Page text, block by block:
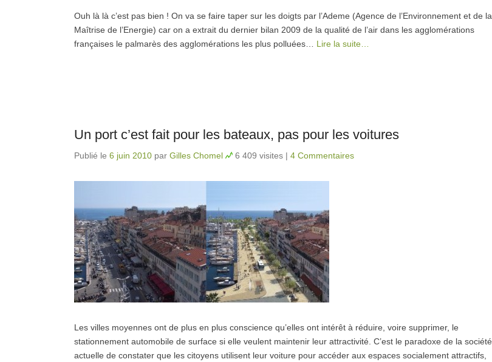
Ouh là là c’est pas bien ! On va se faire taper sur les doigts par l’Ademe (Agence de l’Environnement et de la
Maîtrise de l’Energie) car on a extrait du dernier bilan 2009 de la qualité de l’air dans les agglomérations
françaises le palmarès des agglomérations les plus polluées… Lire la suite…
Un port c’est fait pour les bateaux, pas pour les voitures
Publié le 6 juin 2010 par Gilles Chomel 6 409 visites | 4 Commentaires
Les villes moyennes ont de plus en plus conscience qu’elles ont intérêt à réduire, voire supprimer, le
stationnement automobile de surface si elle veulent maintenir leur attractivité. C’est le paradoxe de la société
actuelle de constater que les citoyens utilisent leur voiture pour accéder aux espaces socialement attractifs,